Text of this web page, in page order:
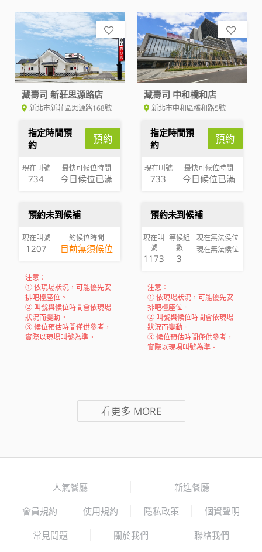
藏壽司 新莊思源路店
新北市新莊區思源路168號
指定時間預
約
預約
現在叫號
734
最快可候位時間
今日候位已滿
預約未到候補
現在叫號
1207
約候位時間
目前無須候位
注意：
① 依現場狀況，可能優先安
排吧檯座位。
② 叫號與候位時間會依現場
狀況而變動。
③ 候位預估時間僅供參考，
實際以現場叫號為準。
藏壽司 中和橋和店
新北市中和區橋和路5號
指定時間預
約
預約
現在叫號
733
最快可候位時間
今日候位已滿
預約未到候補
現在叫
號
1173
等候組
數
3
現在無法侯位
現在無法候位
注意：
① 依現場狀況，可能優先安
排吧檯座位。
② 叫號與候位時間會依現場
狀況而變動。
③ 候位預估時間僅供參考，
實際以現場叫號為準。
看更多 MORE
人氣餐廳 新進餐廳
會員規約 使用規約 隱私政策 個資聲明
常見問題 關於我們 聯絡我們